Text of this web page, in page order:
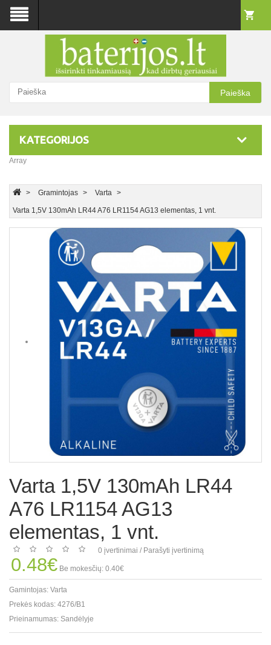
Paieška
KATEGORIJOS
Array
Gramintojas Varta
Varta 1,5V 130mAh LR44 A76 LR1154 AG13 elementas, 1 vnt.
Varta 1,5V 130mAh LR44
A76 LR1154 AG13
elementas, 1 vnt.
0 įvertinimai / Parašyti įvertinimą
0.48€ Be mokesčių: 0.40€
Gamintojas: Varta
Prekės kodas: 4276/B1
Prieinamumas: Sandėlyje